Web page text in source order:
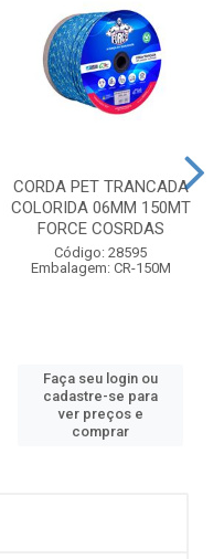
CORDA PET TRANCADA
COLORIDA 06MM 150MT
FORCE COSRDAS
Código: 28595
Embalagem: CR-150M
Faça seu login ou
cadastre-se para
ver preços e
comprar